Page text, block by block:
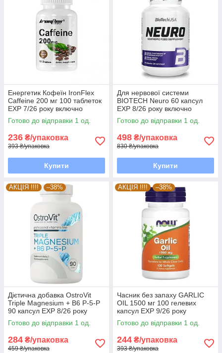
Енергетик Кофеїн IronFlex
Caffeine 200 мг 100 таблеток
EXP 7/26 року включно
Готово до відправки 1 од.
236 ₴/упаковка
393 ₴/упаковка
Купити
Для нервової системи
BIOTECH Neuro 60 капсул
EXP 8/26 року включно
Готово до відправки 1 од.
498 ₴/упаковка
830 ₴/упаковка
Купити
АКЦІЯ !!!! –38%
Дієтична добавка OstroVit
Triple Magnesium + B6 P-5-P
90 капсул EXP 8/26 року
включно
Готово до відправки 1 од.
284 ₴/упаковка
459 ₴/упаковка
АКЦІЯ !!!! –38%
Часник без запаху GARLIC
OIL 1500 мг 100 гелевих
капсул EXP 9/26 року
включно
Готово до відправки 1 од.
244 ₴/упаковка
393 ₴/упаковка